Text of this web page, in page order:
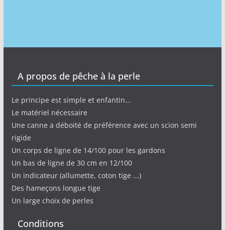
A propos de pêche à la perle
Le principe est simple et enfantin...
Le matériel nécessaire
Une canne a déboité de préférence avec un scion semi
rigide
Un corps de ligne de 14/100 pour les gardons
Un bas de ligne de 30 cm en 12/100
Un indicateur (allumette, coton tige ...)
Des hameçons longue tige
Un large choix de perles
Conditions